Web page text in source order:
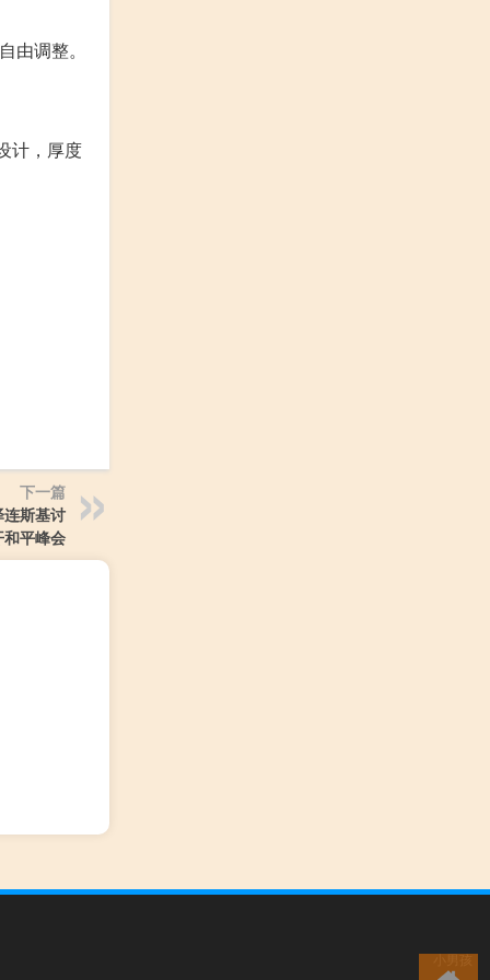
调整。
计，厚度
下一篇
斯基讨
平峰会
小男孩